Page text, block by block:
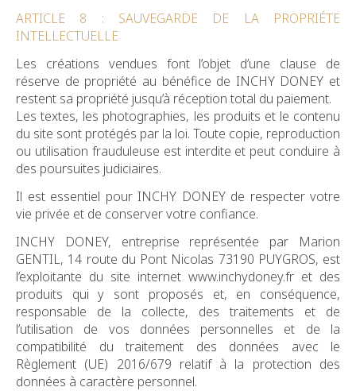
ARTICLE 8 : SAUVEGARDE DE LA PROPRIÉTE
INTELLECTUELLE
Les créations vendues font l’objet d’une clause de
réserve de propriété au bénéfice de INCHY DONEY et
restent sa propriété jusqu’à réception total du paiement.
Les textes, les photographies, les produits et le contenu
du site sont protégés par la loi. Toute copie, reproduction
ou utilisation frauduleuse est interdite et peut conduire à
des poursuites judiciaires.
Il est essentiel pour INCHY DONEY de respecter votre
vie privée et de conserver votre confiance.
INCHY DONEY, entreprise représentée par Marion
GENTIL, 14 route du Pont Nicolas 73190 PUYGROS, est
l’exploitante du site internet www.inchydoney.fr et des
produits qui y sont proposés et, en conséquence,
responsable de la collecte, des traitements et de
l’utilisation de vos données personnelles et de la
compatibilité du traitement des données avec le
Règlement (UE) 2016/679 relatif à la protection des
données à caractère personnel.